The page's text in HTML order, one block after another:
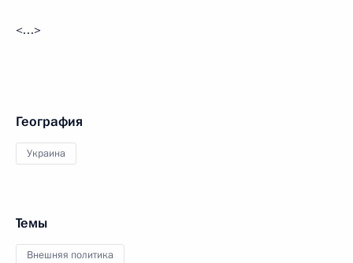
<…>
География
Украина
Темы
Внешняя политика